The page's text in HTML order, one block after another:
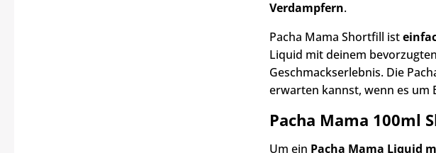
Verdampfern.
Pacha Mama Shortfill ist
Liquid mit deinem
Geschmackserlebnis. Die
erwarten kannst, wenn es um
Pacha Mama
Um ein Pacha Mama Liquid